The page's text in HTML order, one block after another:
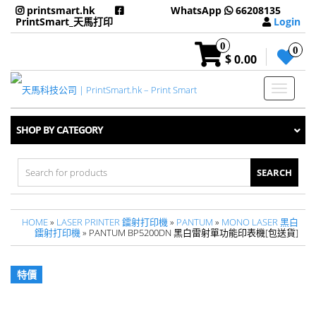
printsmart.hk
PrintSmart_天馬打印
WhatsApp
66208135
Login
0
$ 0.00
0
Toggle
SHOP BY CATEGORY
Search
for:
HOME» LASER PRINTER 鐳射打印機» PANTUM » MONO LASER 黑白
鐳射打印機» PANTUM BP5200DN 黑白雷射單功能印表機[包送貨]
特價